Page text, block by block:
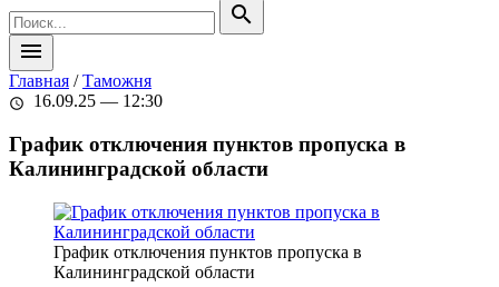
search
menu
Главная /Таможня
schedule 16.09.25 — 12:30
График отключения пунктов пропуска в
Калининградской области
График отключения пунктов пропуска в
Калининградской области